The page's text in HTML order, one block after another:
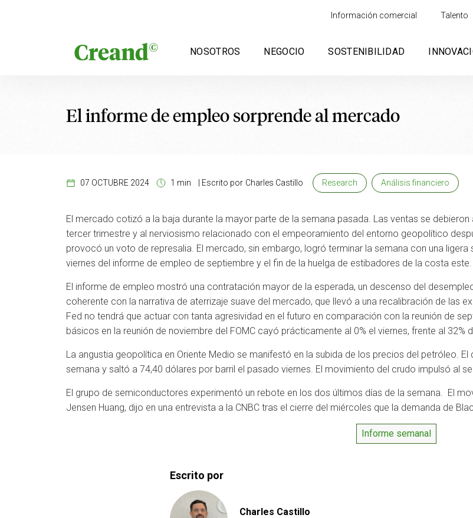
Información comercial Talento
NOSOTROS NEGOCIO SOSTENIBILIDAD
El informe de empleo sorprende al mercado
07 OCTUBRE 2024 1 min Escrito por Charles Castillo Research Análisis financiero
El mercado cotizó a la baja durante la mayor parte de la semana pasada. Las ventas se
tercer trimestre y al nerviosismo relacionado con el empeoramiento del entorno geopolítico
provocó un voto de represalia. El mercado, sin embargo, logró terminar la semana con una
viernes del informe de empleo de septiembre y el fin de la huelga de estibadores de la costa este.
El informe de empleo mostró una contratación mayor de la esperada, un descenso del
coherente con la narrativa de aterrizaje suave del mercado, que llevó a una recalibración de las
Fed no tendrá que actuar con tanta agresividad en el futuro en comparación con la reunión de
básicos en la reunión de noviembre del FOMC cayó prácticamente al 0% el viernes, frente al 32%
La angustia geopolítica en Oriente Medio se manifestó en la subida de los precios del petróleo.
semana y saltó a 74,40 dólares por barril el pasado viernes. El movimiento del crudo impulsó al
El grupo de semiconductores experimentó un rebote en los dos últimos días de la semana. El
Jensen Huang, dijo en una entrevista a la CNBC tras el cierre del miércoles que la demanda de
Informe semanal
Escrito por
Charles Castillo